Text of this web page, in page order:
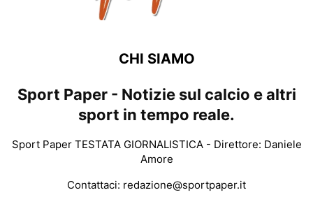
CHI SIAMO
Sport Paper - Notizie sul calcio e altri
sport in tempo reale.
Sport Paper TESTATA GIORNALISTICA - Direttore: Daniele
Amore
Contattaci: redazione@sportpaper.it